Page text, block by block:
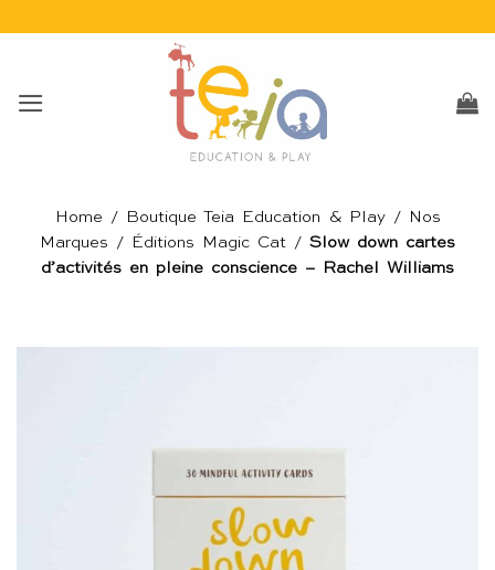
Home / Boutique Teia Education & Play/
Nos
Marques / Éditions Magic Cat / Slow down cartes
d’activités en pleine conscience – Rachel Williams